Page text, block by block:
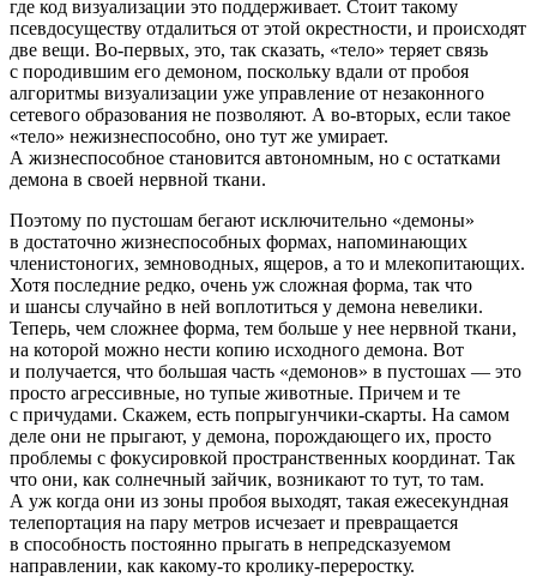
где код визуализации это поддерживает. Стоит такому
псевдосуществу отдалиться от этой окрестности, и происходят
две вещи. Во-первых, это, так сказать, «тело» теряет связь
с породившим его демоном, поскольку вдали от пробоя
алгоритмы визуализации уже управление от незаконного
сетевого образования не позволяют. А во-вторых, если такое
«тело» нежизнеспособно, оно тут же умирает.
А жизнеспособное становится автономным, но с остатками
демона в своей нервной ткани.
Поэтому по пустошам бегают исключительно «демоны»
в достаточно жизнеспособных формах, напоминающих
членистоногих, земноводных, ящеров, а то и млекопитающих.
Хотя последние редко, очень уж сложная форма, так что
и шансы случайно в ней воплотиться у демона невелики.
Теперь, чем сложнее форма, тем больше у нее нервной ткани,
на которой можно нести копию исходного демона. Вот
и получается, что большая часть «демонов» в пустошах — это
просто агрессивные, но тупые животные. Причем и те
с причудами. Скажем, есть попрыгунчики-скарты. На самом
деле они не прыгают, у демона, порождающего их, просто
проблемы с фокусировкой пространственных координат. Так
что они, как солнечный зайчик, возникают то тут, то там.
А уж когда они из зоны пробоя выходят, такая ежесекундная
телепортация на пару метров исчезает и превращается
в способность постоянно прыгать в непредсказуемом
направлении, как какому-то кролику-переростку.